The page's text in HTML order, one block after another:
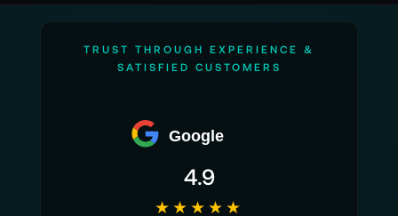
TRUST THROUGH EXPERIENCE &
SATISFIED CUSTOMERS
Google
4.9
★★★★★